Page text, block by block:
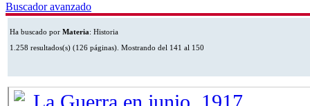
Buscador avanzado
Ha buscado por Materia: Historia
1.258 resultados(s) (126 páginas). Mostrando del 141 al 150